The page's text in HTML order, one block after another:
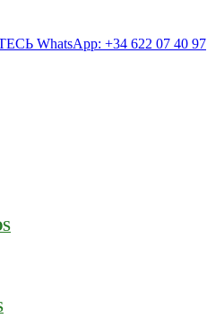
+34 622 07 40 97